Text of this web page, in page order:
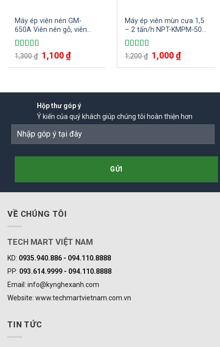
Máy ép viên nén GM-
650A Viên nén gỗ, viên
nén mùn cưa, wood pellet
Được xếp
5
sao
1,300₫ Giá
gốc
là:
1,100₫Giá
hiện
tại
Máy ép viên mùn cưa 1,5
– 2 tấn/h NPT-KMPM-508
– Trung Quốc
Được xếp
5
sao
1,200₫ Giá
gốc
là:
1,000₫Giá
hiện
tại
Hộp thư góp ý
Ý kiến của quý khách giúp chúng tôi hoàn thiện hơn
VỀ CHÚNG TÔI
TECH MART VIỆT NAM
KD: 0935.940.886 - 094.110.8888
PP: 093.614.9999 - 094.110.8888
Email: info@kynghexanh.com
Website: www.techmartvietnam.com.vn
TIN TỨC